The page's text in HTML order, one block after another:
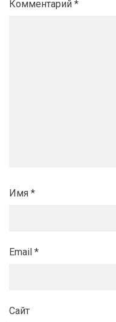
Комментарий *
Имя *
Email *
Сайт